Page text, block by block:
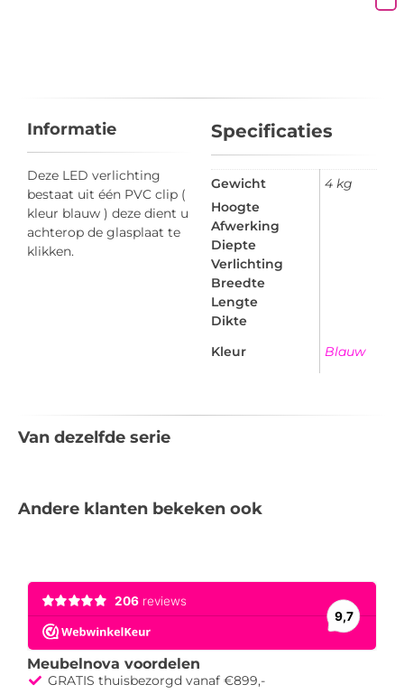
Informatie
Deze LED verlichting
bestaat uit één PVC clip (
kleur blauw ) deze dient u
achterop de glasplaat te
klikken.
Specificaties
Gewicht
4 kg
Hoogte
Afwerking
Diepte
Verlichting
Breedte
Lengte
Dikte
Kleur
Blauw
Van dezelfde serie
Andere klanten bekeken ook
Meubelnova voordelen
GRATIS thuisbezorgd vanaf €899,-